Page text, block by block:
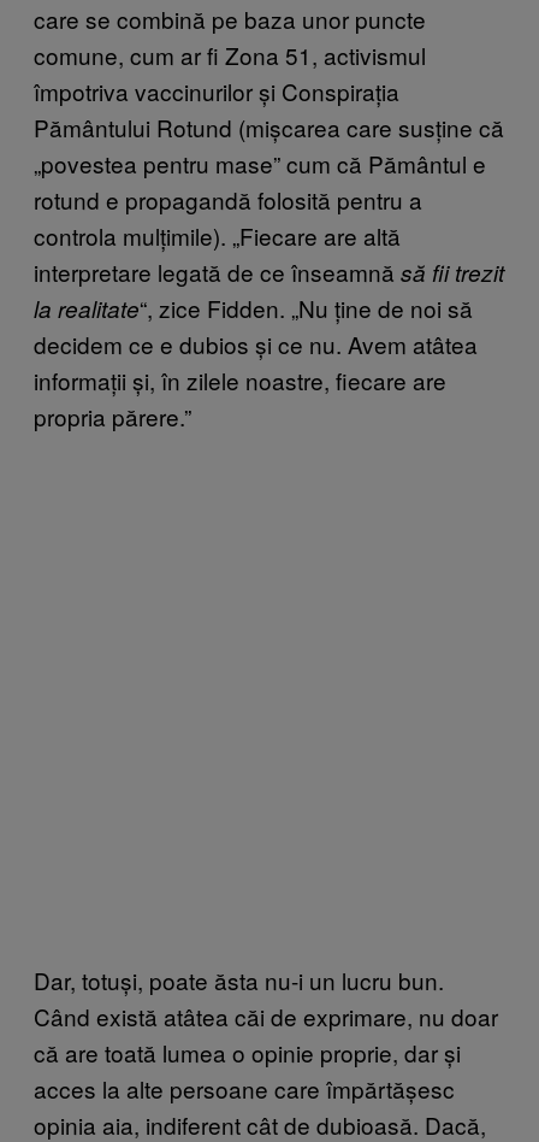
care se combină pe baza unor puncte
comune, cum ar fi Zona 51, activismul
împotriva vaccinurilor și Conspirația
Pământului Rotund (mișcarea care susține că
„povestea pentru mase” cum că Pământul e
rotund e propagandă folosită pentru a
controla mulțimile). „Fiecare are altă
interpretare legată de ce înseamnă să fii trezit
la realitate“, zice Fidden. „Nu ține de noi să
decidem ce e dubios și ce nu. Avem atâtea
informații și, în zilele noastre, fiecare are
propria părere.”
Dar, totuși, poate ăsta nu-i un lucru bun.
Când există atâtea căi de exprimare, nu doar
că are toată lumea o opinie proprie, dar și
acces la alte persoane care împărtășesc
opinia aia, indiferent cât de dubioasă. Dacă,